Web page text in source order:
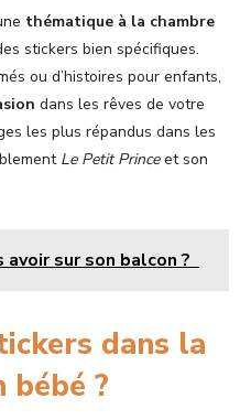
thématique à la chambre
stickers bien spécifiques.
ou d’histoires pour enfants,
dans les rêves de votre
les plus répandus dans les
Le Petit Princeet son
sur son balcon ?
dans la
bébé ?